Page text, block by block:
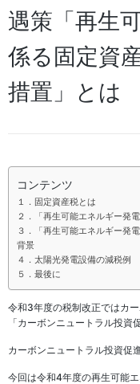
遇策「再生
係る固定資
措置」とは
コンテンツ
１．固定資産税とは
２．「再生可能エネルギー発
３．「再生可能エネルギー発
背景
４．太陽光発電設備の減税例
５．最後に
令和3年度の税制改正ではカ
「カーボンニュートラル投資
カーボンニュートラル投資促
今回は令和4年度の再生可能